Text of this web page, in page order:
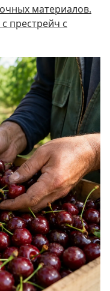
материалов.
престрейч с